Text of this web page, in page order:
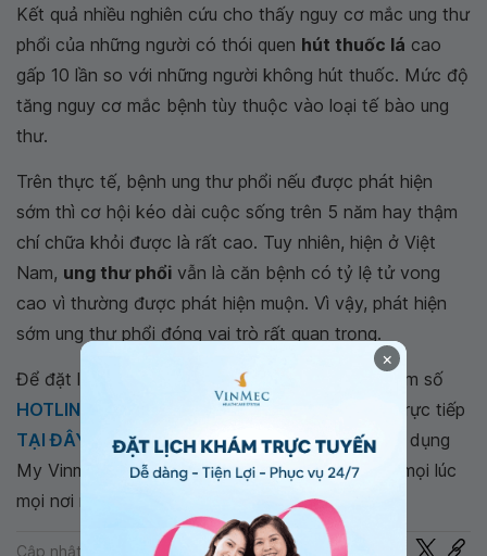
Kết quả nhiều nghiên cứu cho thấy nguy cơ mắc ung thư
phổi của những người có thói quen hút thuốc lá cao
gấp 10 lần so với những người không hút thuốc. Mức độ
tăng nguy cơ mắc bệnh tùy thuộc vào loại tế bào ung
thư.
Trên thực tế, bệnh ung thư phổi nếu được phát hiện
sớm thì cơ hội kéo dài cuộc sống trên 5 năm hay thậm
chí chữa khỏi được là rất cao. Tuy nhiên, hiện ở Việt
Nam, ung thư phổi vẫn là căn bệnh có tỷ lệ tử vong
cao vì thường được phát hiện muộn. Vì vậy, phát hiện
sớm ung thư phổi đóng vai trò rất quan trọng.
Để đặt lịch khám tại viện, Quý khách vui lòng bấm số
HOTLINE
GÓI DỊCH VỤ
hoặc đặt lịch trực tiếp
TẠI ĐÂY
. Tải và đặt lịch khám tự động trên ứng dụng
My Vinmec để quản lý, theo dõi lịch và đặt hẹn mọi lúc
mọi nơi ngay trên ứng dụng.
Cập nhật: 30-07-2026 Chia sẻ
×